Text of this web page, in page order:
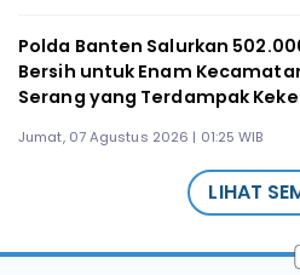
Polda Banten Salurkan
Bersih untuk Enam
Serang yang Terdampak
Jumat, 07 Agustus 2026 | 01:25 WIB
LIHAT